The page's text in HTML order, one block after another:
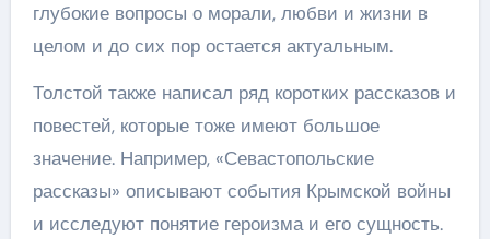
глубокие вопросы о морали, любви и жизни в
целом и до сих пор остается актуальным.
Толстой также написал ряд коротких рассказов и
повестей, которые тоже имеют большое
значение. Например, «Севастопольские
рассказы» описывают события Крымской войны
и исследуют понятие героизма и его сущность.